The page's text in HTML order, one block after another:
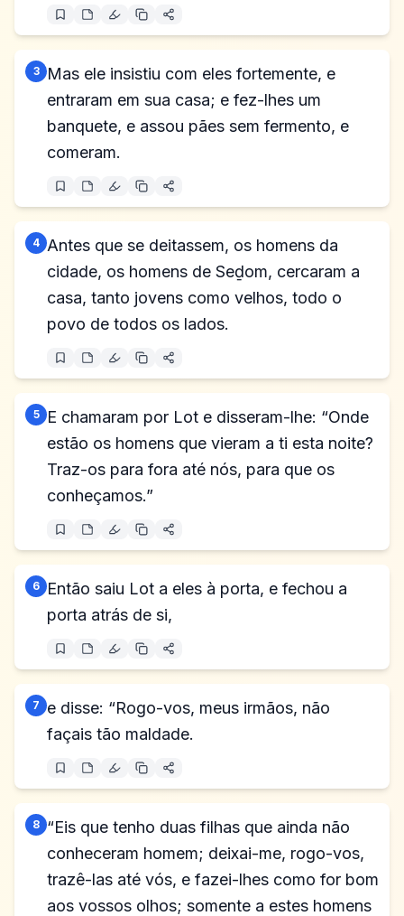
3
Mas ele insistiu com eles fortemente, e
entraram em sua casa; e fez-lhes um
banquete, e assou pães sem fermento, e
comeram.
4 Antes que se deitassem, os homens da
cidade, os homens de Seḏom, cercaram a
casa, tanto jovens como velhos, todo o
povo de todos os lados.
5
E chamaram por Lot e disseram-lhe: “Onde
estão os homens que vieram a ti esta noite?
Traz-os para fora até nós, para que os
conheçamos.”
6
Então saiu Lot a eles à porta, e fechou a
porta atrás de si,
7
e disse: “Rogo-vos, meus irmãos, não
façais tão maldade.
8 “Eis que tenho duas filhas que ainda não
conheceram homem; deixai-me, rogo-vos,
trazê-las até vós, e fazei-lhes como for bom
aos vossos olhos; somente a estes homens